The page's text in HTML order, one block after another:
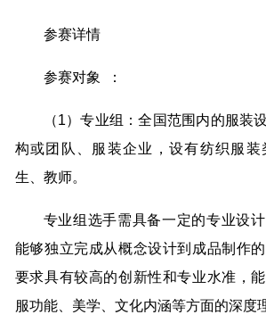
参赛详情
参赛对象 ：
（1）专业组：全国范围内的服装
构或团队、服装企业，设有纺织服装
生、教师。
专业组选手需具备一定的专业设
能够独立完成从概念设计到成品制作
要求具有较高的创新性和专业水准，
服功能、美学、文化内涵等方面的深度